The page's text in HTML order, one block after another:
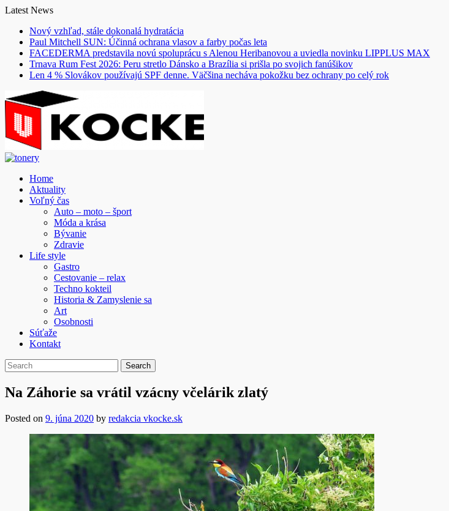
Skip
content
Latest News
Nový vzhľad, stále dokonalá hydratácia
Paul Mitchell SUN: Účinná ochrana vlasov a farby počas leta
FACEDERMA predstavila novú spoluprácu s Alenou Heribanovou a uviedla novinku LIPPLUS MAX
Trnava Rum Fest 2026: Peru stretlo Dánsko a Brazília si prišla po svojich fanúšikov
Len 4 % Slovákov používajú SPF denne. Väčšina necháva pokožku bez ochrany po celý rok
Home
Aktuality
Voľný čas
Auto – moto – šport
Móda a krása
Bývanie
Zdravie
Life style
Gastro
Cestovanie – relax
Techno kokteil
Historia & Zamyslenie sa
Art
Osobnosti
Súťaže
Kontakt
Na Záhorie sa vrátil vzácny včelárik zlatý
Posted on 9. júna 2020 by redakcia vkocke.sk